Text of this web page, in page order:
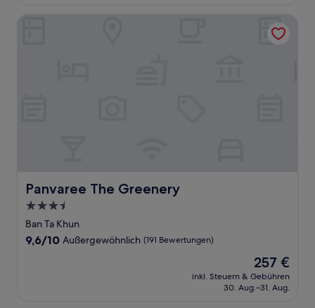
Panvaree The Greenery
Panvaree The Greenery
3.5-
Sterne-
Unterkunft
Ban Ta Khun
9.6
9,6/10 Außergewöhnlich (191 Bewertungen)
Der
Preis
beträgt
257 €
inkl. Steuern & Gebühren
30. Aug.–31. Aug.